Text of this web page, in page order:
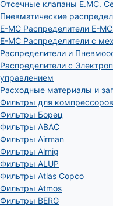
Отсечные клапаны E.MC.
Пневматические
E-MC Распределители E-
E-MC Распределители с
Распределители и
Распределители с
управлением
Расходные материалы и
Фильтры для компрессоров
Фильтры Борец
Фильтры ABAC
Фильтры Airman
Фильтры Almig
Фильтры ALUP
Фильтры Atlas Copco
Фильтры Atmos
Фильтры BERG